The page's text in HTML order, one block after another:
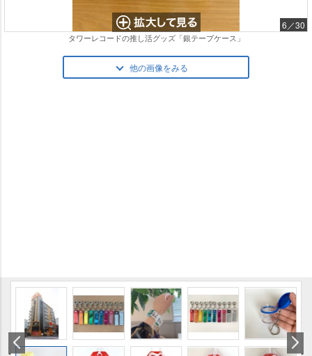
6／30
タワーレコードの推し活グッズ「銀テープケース」
他の画像をみる